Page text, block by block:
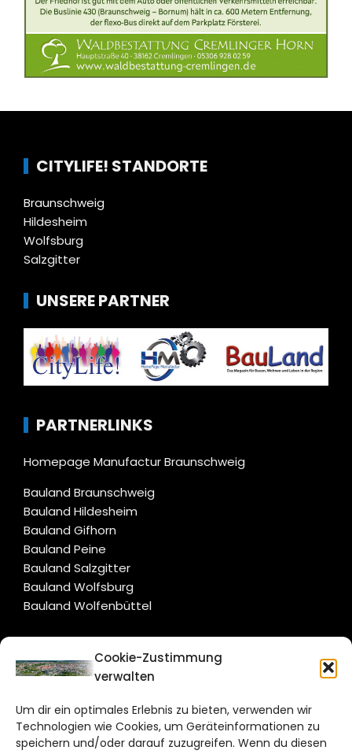
Cookie-Zustimmung
verwalten
Um dir ein optimales Erlebnis zu bieten, verwenden wir
Technologien wie Cookies, um Geräteinformationen zu
speichern und/oder darauf zuzugreifen. Wenn du diesen
CITYLIFE! STANDORTE
Braunschweig
Hildesheim
Wolfsburg
Salzgitter
UNSERE PARTNER
PARTNERLINKS
Homepage Manufactur Braunschweig
Bauland Braunschweig
Bauland Hildesheim
Bauland Gifhorn
Bauland Peine
Bauland Salzgitter
Bauland Wolfsburg
Bauland Wolfenbüttel
CITYLIFE!
Bruchtorwall 12
38100 Braunschweig